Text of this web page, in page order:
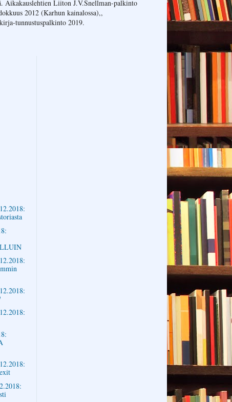
Aikakauslehtien Liiton J.V.Snellman-palkinto
2012 (Karhun kainalossa),,
tunnustuspalkinto 2019.